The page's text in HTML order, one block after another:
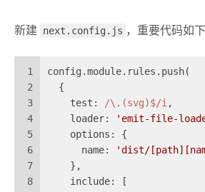
新建 next.config.js ，重要代码如下
1
2
3
4
5
6
7
8
config.module.rules.push(
  {
    test:
/\.(svg)$/i ,
    loader:
'emit-file-
    options: {
      name:
'dist/
    },
    include: [